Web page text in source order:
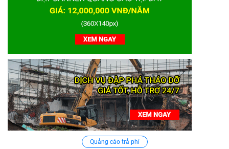
Quảng cáo trả phí